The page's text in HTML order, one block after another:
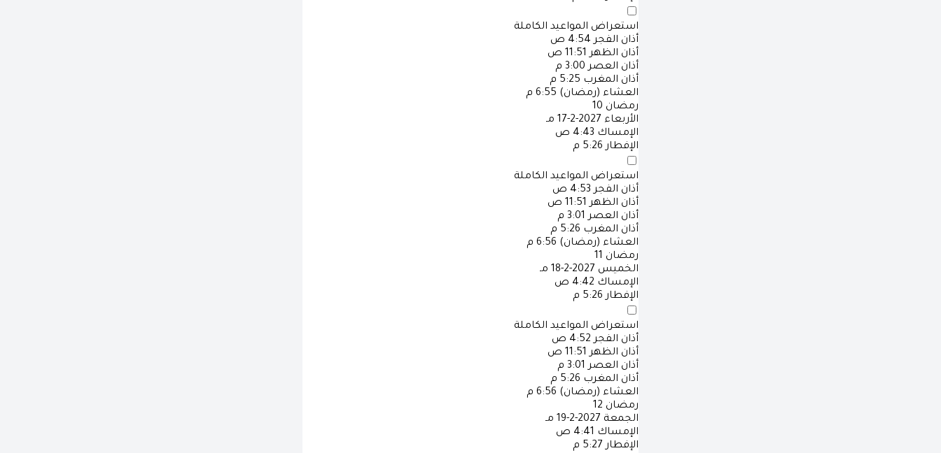
استعراض المواعيد الكاملة
أذان الفجر 4:54 ص
أذان الظهر 11:51 ص
أذان العصر 3:00 م
أذان المغرب 5:25 م
العشاء (رمضان) 6:55 م
رمضان 10
الأربعاء 2027-2-17 مـ
الإمساك 4:43 ص
الإفطار 5:26 م
استعراض المواعيد الكاملة
أذان الفجر 4:53 ص
أذان الظهر 11:51 ص
أذان العصر 3:01 م
أذان المغرب 5:26 م
العشاء (رمضان) 6:56 م
رمضان 11
الخميس 2027-2-18 مـ
الإمساك 4:42 ص
الإفطار 5:26 م
استعراض المواعيد الكاملة
أذان الفجر 4:52 ص
أذان الظهر 11:51 ص
أذان العصر 3:01 م
أذان المغرب 5:26 م
العشاء (رمضان) 6:56 م
رمضان 12
الجمعة 2027-2-19 مـ
الإمساك 4:41 ص
الإفطار 5:27 م